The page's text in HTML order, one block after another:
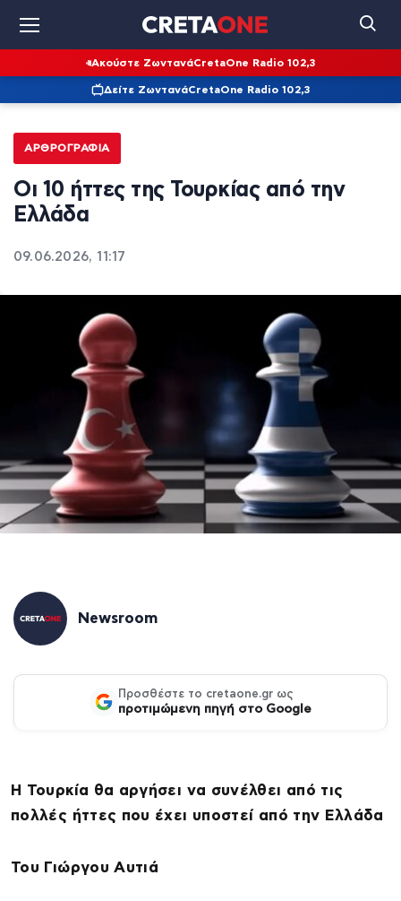
Ακούστε ΖωντανάCretaOne Radio 102,3
Δείτε ΖωντανάCretaOne Radio 102,3
ΑΡΘΡΟΓΡΑΦΊΑ
Οι 10 ήττες της Τουρκίας από την
Ελλάδα
09.06.2026, 11:17
Newsroom
Προσθέστε το cretaone.gr ως
προτιμώμενη πηγή στο Google
Η Τουρκία θα αργήσει να συνέλθει από τις
πολλές ήττες που έχει υποστεί από την Ελλάδα
Του Γιώργου Αυτιά